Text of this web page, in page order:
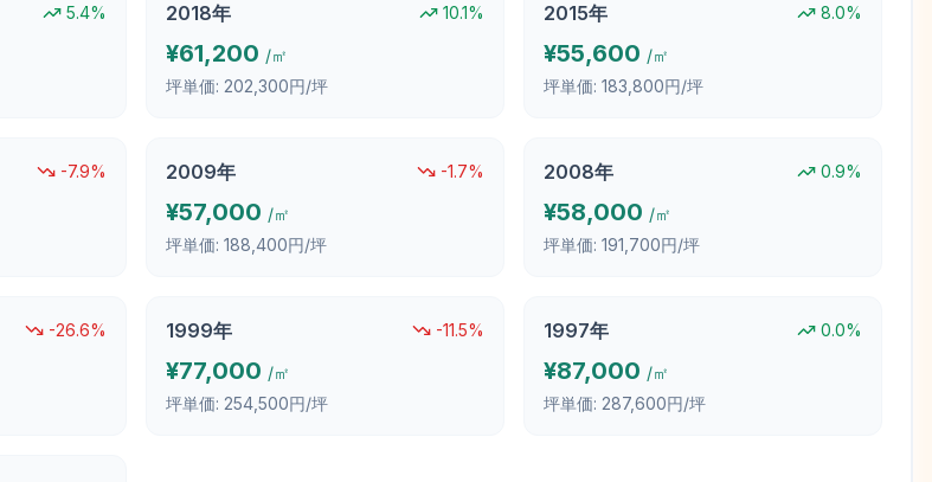
5.4% 2018年 10.1%
¥61,200 /㎡
坪単価: 202,300円/坪
2015年 8.0%
¥55,600 /㎡
坪単価: 183,800円/坪
-7.9% 2009年 -1.7%
¥57,000 /㎡
坪単価: 188,400円/坪
2008年 0.9%
¥58,000 /㎡
坪単価: 191,700円/坪
-26.6% 1999年 -11.5%
¥77,000 /㎡
坪単価: 254,500円/坪
1997年 0.0%
¥87,000 /㎡
坪単価: 287,600円/坪